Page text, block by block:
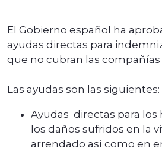
El Gobierno español ha
ayudas directas para
que no cubran las compañías
Las ayudas son las siguientes:
Ayudas directas para los
los daños sufridos en la
arrendado así como en